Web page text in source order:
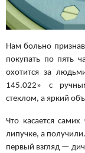
Нам больно
покупать по пять
охотится за
145.022» с
стеклом, а яркий
Что касается
липучке, а
первый взгляд —